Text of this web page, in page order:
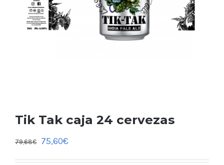
Tik Tak caja 24 cervezas
79,68€ 75,60€